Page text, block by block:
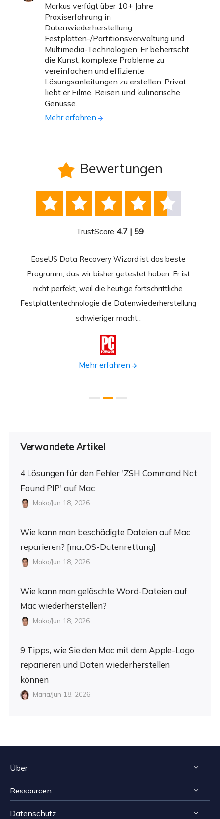
Markus verfügt über 10+ Jahre
Praxiserfahrung in
Datenwiederherstellung,
Festplatten-/Partitionsverwaltung und
Multimedia-Technologien. Er beherrscht
die Kunst, komplexe Probleme zu
vereinfachen und effiziente
Lösungsanleitungen zu erstellen. Privat
liebt er Filme, Reisen und kulinarische
Genüsse.
Mehr erfahren
 Bewertungen
    
TrustScore 4.7 | 59
EaseUS Data Recovery Wizard ist das beste
Programm, das wir bisher getestet haben. Er ist
nicht perfekt, weil die heutige fortschrittliche
Festplattentechnologie die Datenwiederherstellung
schwieriger macht .

Mehr erfahren
Verwandete Artikel
4 Lösungen für den Fehler 'ZSH Command Not
Found PIP' auf Mac
Mako/Jun 18, 2026
Wie kann man beschädigte Dateien auf Mac
reparieren? [macOS-Datenrettung]
Mako/Jun 18, 2026
Wie kann man gelöschte Word-Dateien auf
Mac wiederherstellen?
Mako/Jun 18, 2026
9 Tipps, wie Sie den Mac mit dem Apple-Logo
reparieren und Daten wiederherstellen
können
Maria/Jun 18, 2026
Über
Impressum
Reviews & Awards
Ressourcen
Datenschutz